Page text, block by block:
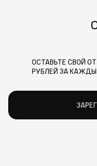
ОСТАВЬТЕ СВОЙ
РУБЛЕЙ ЗА